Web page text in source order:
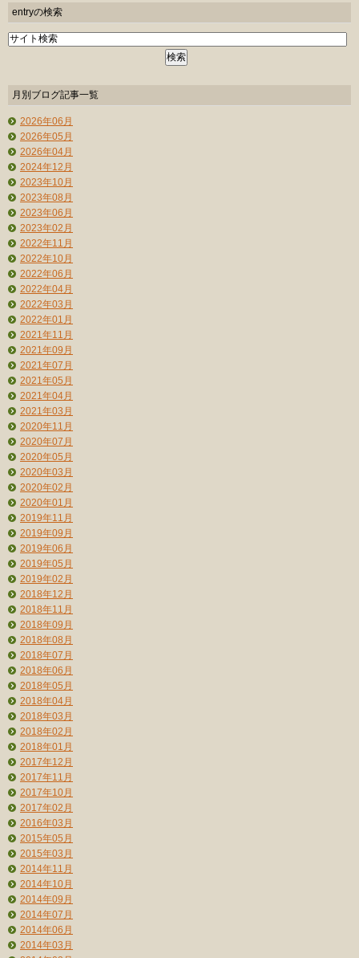
entryの検索
月別ブログ記事一覧
2026年06月
2026年05月
2026年04月
2024年12月
2023年10月
2023年08月
2023年06月
2023年02月
2022年11月
2022年10月
2022年06月
2022年04月
2022年03月
2022年01月
2021年11月
2021年09月
2021年07月
2021年05月
2021年04月
2021年03月
2020年11月
2020年07月
2020年05月
2020年03月
2020年02月
2020年01月
2019年11月
2019年09月
2019年06月
2019年05月
2019年02月
2018年12月
2018年11月
2018年09月
2018年08月
2018年07月
2018年06月
2018年05月
2018年04月
2018年03月
2018年02月
2018年01月
2017年12月
2017年11月
2017年10月
2017年02月
2016年03月
2015年05月
2015年03月
2014年11月
2014年10月
2014年09月
2014年07月
2014年06月
2014年03月